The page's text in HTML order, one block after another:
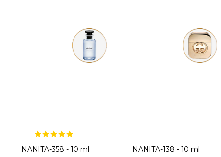
NANITA-358 - 10 ml NANITA-138 - 10 ml